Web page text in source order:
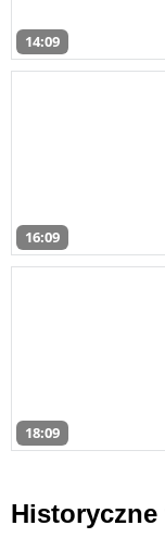
14:09
16:09
18:09